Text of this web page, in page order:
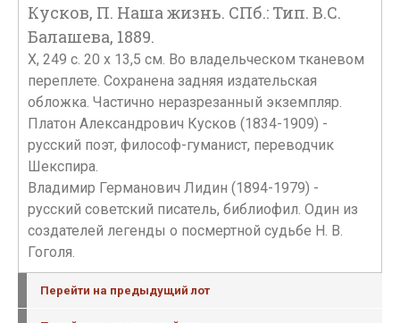
Кусков, П. Наша жизнь. СПб.: Тип. В.С.
Балашева, 1889.
X, 249 с. 20 x 13,5 см. Во владельческом тканевом
переплете. Сохранена задняя издательская
обложка. Частично неразрезанный экземпляр.
Платон Александрович Кусков (1834-1909) -
русский поэт, философ-гуманист, переводчик
Шекспира.
Владимир Германович Лидин (1894-1979) -
русский советский писатель, библиофил. Один из
создателей легенды о посмертной судьбе Н. В.
Гоголя.
Перейти на предыдущий лот